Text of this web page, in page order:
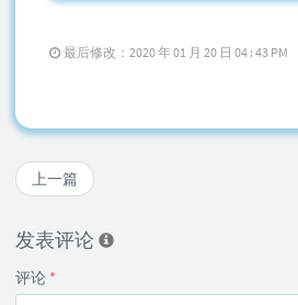
最后修改：2020 年 01 月 20 日 04 : 43 PM
上一篇
发表评论
评论 *